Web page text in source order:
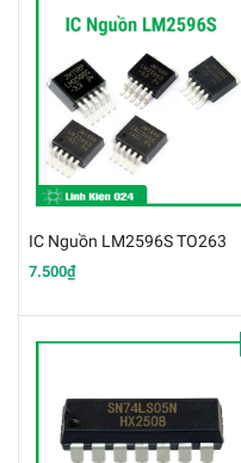
IC Nguồn LM2596S TO263
7.500₫